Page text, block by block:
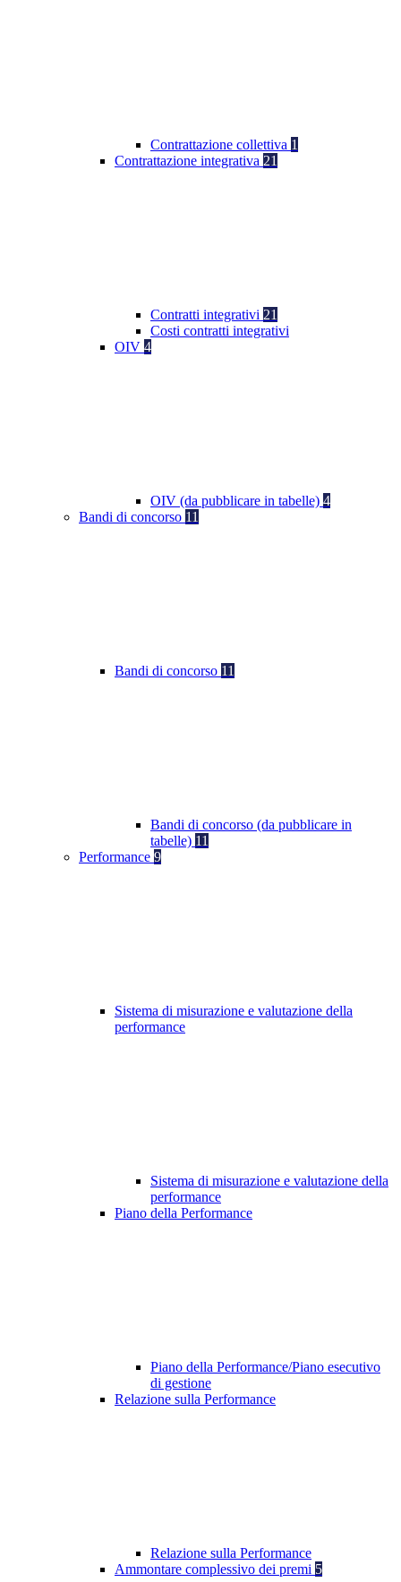
Contrattazione collettiva 1
Contrattazione integrativa 21
Contratti integrativi 21
Costi contratti integrativi
OIV 4
OIV (da pubblicare in tabelle) 4
Bandi di concorso 11
Bandi di concorso 11
Bandi di concorso (da pubblicare in
tabelle) 11
Performance 9
Sistema di misurazione e valutazione della
performance
Sistema di misurazione e valutazione della
performance
Piano della Performance
Piano della Performance/Piano esecutivo
di gestione
Relazione sulla Performance
Relazione sulla Performance
Ammontare complessivo dei premi 5